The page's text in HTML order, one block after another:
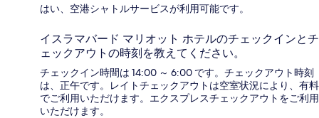
はい、空港シャトルサービスが利用可能です。
イスラマバード マリオット ホテルのチェックインとチ
ェックアウトの時刻を教えてください。
チェックイン時間は 14:00 ～ 6:00 です。チェックアウト時刻
は、正午です。レイトチェックアウトは空室状況により、有料
でご利用いただけます。エクスプレスチェックアウトをご利用
いただけます。